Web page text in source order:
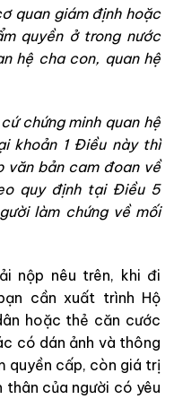
quan giám định hoặc
quyền ở trong nước
hệ cha con, quan hệ
chứng minh quan hệ
khoản 1 Điều này thì
văn bản cam đoan về
quy định tại Điều 5
làm chứng về mối
nộp nêu trên, khi đi
cần xuất trình Hộ
hoặc thẻ căn cước
có dán ảnh và thông
quyền cấp, còn giá trị
thân của người có yêu